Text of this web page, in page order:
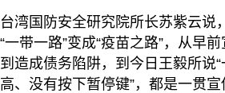
台湾国防安全研究院所长苏紫云说
“一带一路”变成“疫苗之路”，从早前
到造成债务陷阱，到今日王毅所说
高、没有按下暂停键”，都是一贯